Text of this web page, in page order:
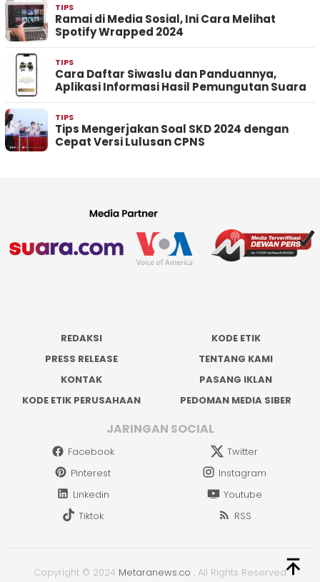
TIPS
Ramai di Media Sosial, Ini Cara Melihat
Spotify Wrapped 2024
TIPS
Cara Daftar Siwaslu dan Panduannya,
Aplikasi Informasi Hasil Pemungutan Suara
TIPS
Tips Mengerjakan Soal SKD 2024 dengan
Cepat Versi Lulusan CPNS
REDAKSI
KODE ETIK
PRESS RELEASE
TENTANG KAMI
KONTAK
PASANG IKLAN
KODE ETIK PERUSAHAAN
PEDOMAN MEDIA SIBER
JARINGAN SOCIAL
Facebook
Twitter
Pinterest
Instagram
Linkedin
Youtube
Tiktok
RSS
Copyright © 2024 Metaranews.co . All Rights Reserved